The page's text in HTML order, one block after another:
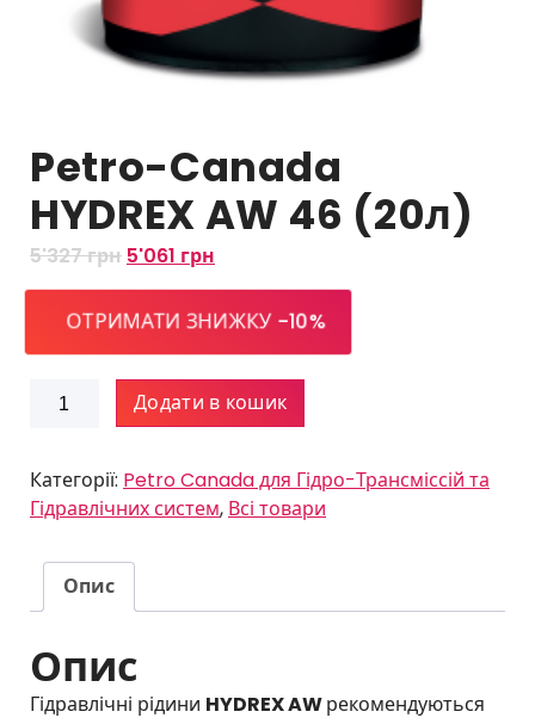
Petro-Canada
HYDREX AW 46 (20л)
5'327грн 5'061 грн
ОТРИМАТИ ЗНИЖКУ -10%
Petro-
AW
46
кількість
Додати в кошик
Категорії: Petro Canada для Гідро-Трансміссій та
Гідравлічних систем, Всі товари
Опис
Опис
Гідравлічні рідини HYDREX AWрекомендуються